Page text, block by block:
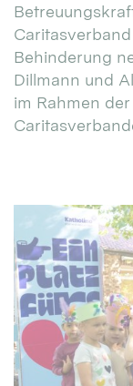
Behinderung
Dillmann und
im Rahmen